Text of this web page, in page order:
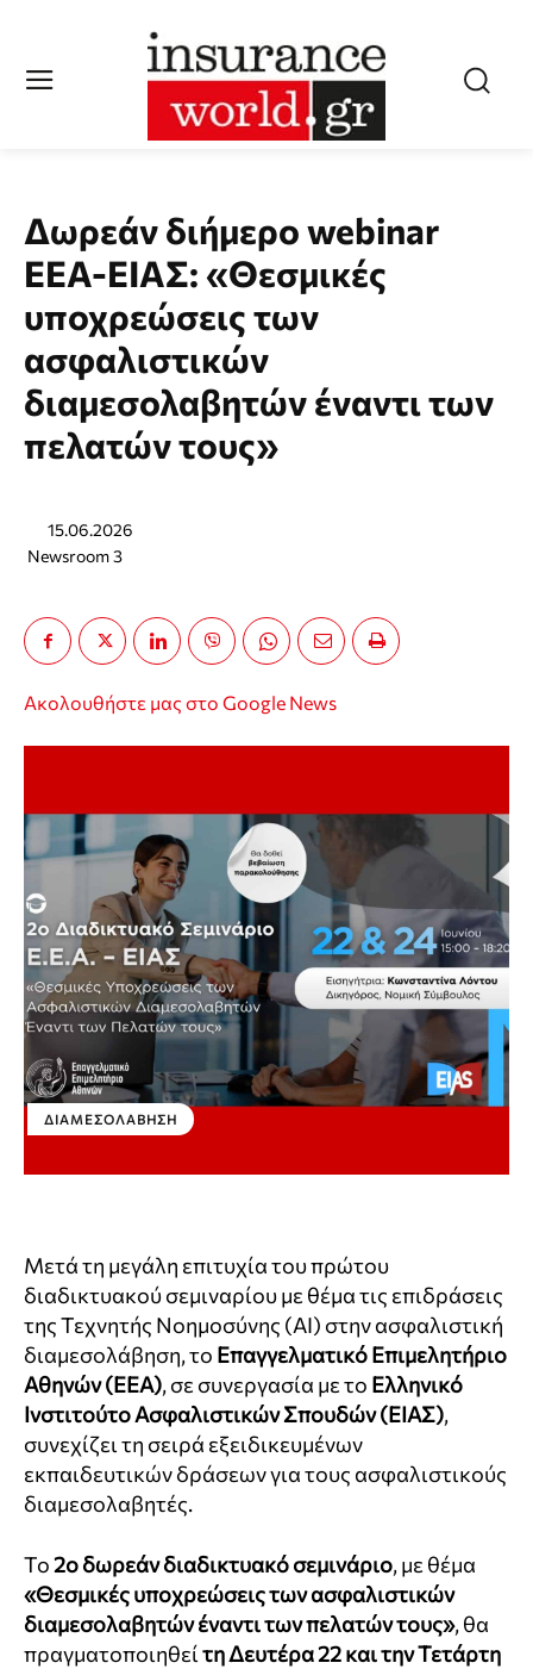
Δωρεάν διήμερο webinar
ΕΕΑ-ΕΙΑΣ: «Θεσμικές
υποχρεώσεις των
ασφαλιστικών
διαμεσολαβητών έναντι των
πελατών τους»
15.06.2026
Newsroom 3
Ακολουθήστε μας στο Google News
ΔΙΑΜΕΣΟΛΆΒΗΣΗ
Μετά τη μεγάλη επιτυχία του πρώτου
διαδικτυακού σεμιναρίου με θέμα τις επιδράσεις
της Τεχνητής Νοημοσύνης (AI) στην ασφαλιστική
διαμεσολάβηση, το Επαγγελματικό Επιμελητήριο
Αθηνών (ΕΕΑ), σε συνεργασία με το Ελληνικό
Ινστιτούτο Ασφαλιστικών Σπουδών (ΕΙΑΣ),
συνεχίζει τη σειρά εξειδικευμένων
εκπαιδευτικών δράσεων για τους ασφαλιστικούς
διαμεσολαβητές.
Το2ο δωρεάν διαδικτυακό σεμινάριο, με θέμα
«Θεσμικές υποχρεώσεις των ασφαλιστικών
διαμεσολαβητών έναντι των πελατών τους», θα
πραγματοποιηθείτη Δευτέρα 22 και την Τετάρτη